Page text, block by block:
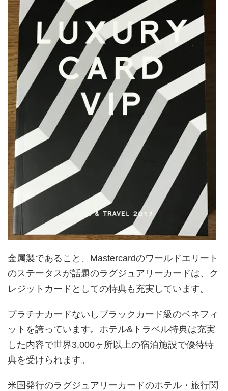
金属製であること、Mastercardのワールドエリート
のステータスが話題のラグジュアリーカードは、ク
レジットカードとしての特典も充実しています。
プラチナカードないしブラックカード級のベネフィ
ットを誇っています。ホテル&トラベル特典は充実
した内容で世界3,000ヶ所以上の宿泊施設で優待特
典を受けられます。
米国発行のラグジュアリーカードのホテル・旅行関